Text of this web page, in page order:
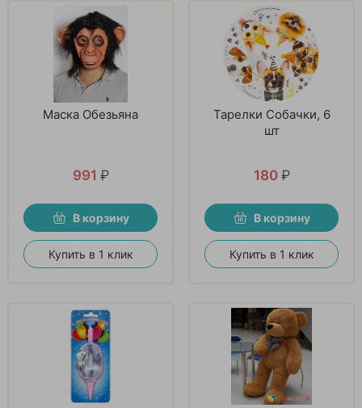
Маска Обезьяна
991 ₽
В корзину
Купить в 1 клик
Тарелки Собачки, 6
шт
180 ₽
В корзину
Купить в 1 клик